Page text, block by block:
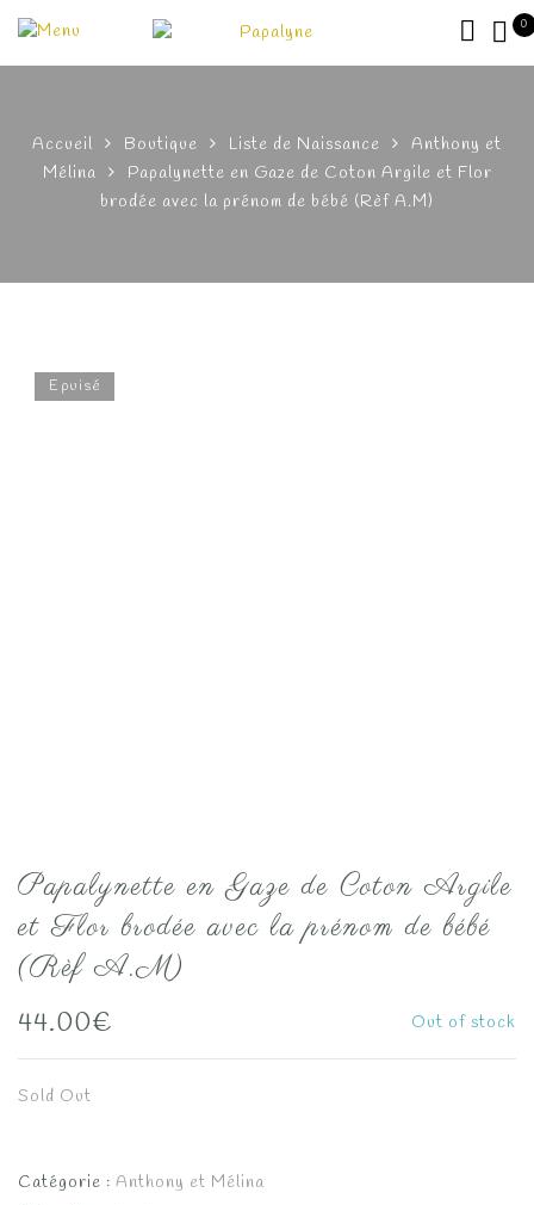
0
Accueil Boutique Liste de Naissance
Anthony et
Mélina
Papalynette en Gaze de Coton Argile et Flor
brodée avec la prénom de bébé (Rèf A.M)
Epuisé
Papalynette en Gaze de Coton Argile
et Flor brodée avec la prénom de bébé
(Rèf A.M)
44.00€ Out of stock
Sold Out
Catégorie : Anthony et Mélina